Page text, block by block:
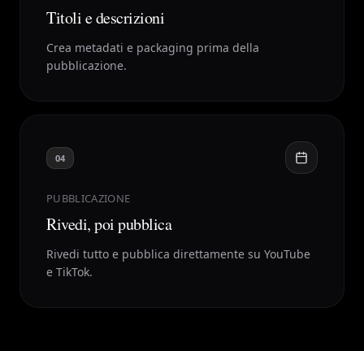
Titoli e descrizioni
Crea metadati e packaging prima della
pubblicazione.
04
PUBBLICAZIONE
Rivedi, poi pubblica
Rivedi tutto e pubblica direttamente su YouTube
e TikTok.